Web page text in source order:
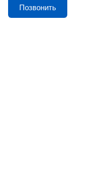
Позвонить